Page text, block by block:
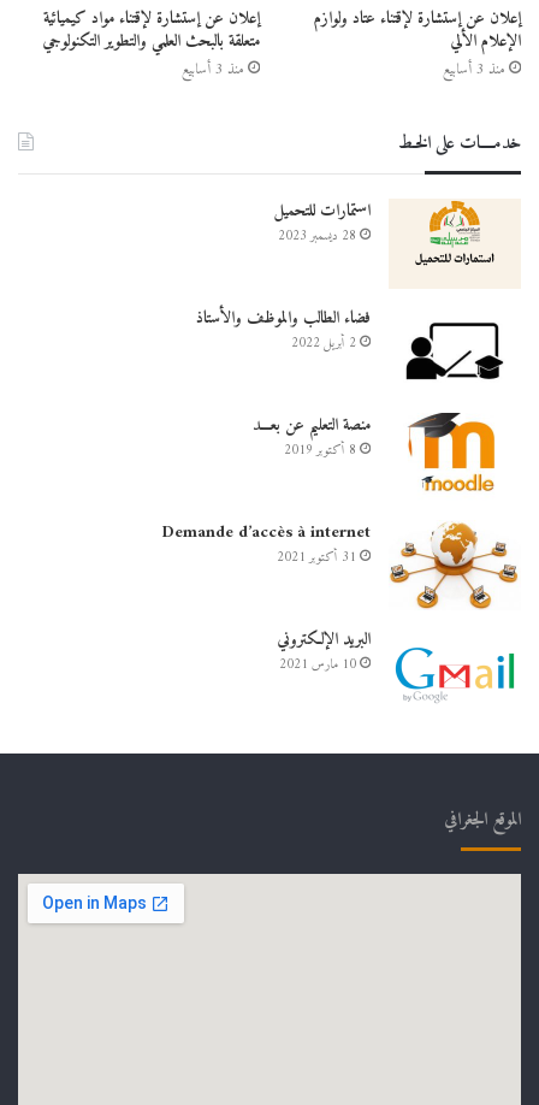
إعلان عن إستشارة لإقتناء عتاد ولوازم
الإعلام الألي
منذ 3 أسابيع
إعلان عن إستشارة لإقتناء مواد كيميائية
متعلقة بالبحث العلمي والتطوير التكنولوجي
منذ 3 أسابيع
خدمــــات على الخـط
استمارات للتحميل
28 ديسمبر 2023
فضاء الطالب والموظف والأستاذ
2 أبريل 2022
منصة التعليم عن بعـــد
8 أكتوبر 2019
Demande d’accès à internet
31 أكتوبر 2021
البريد الإلكتروني
10 مارس 2021
الموقع الجغرافي